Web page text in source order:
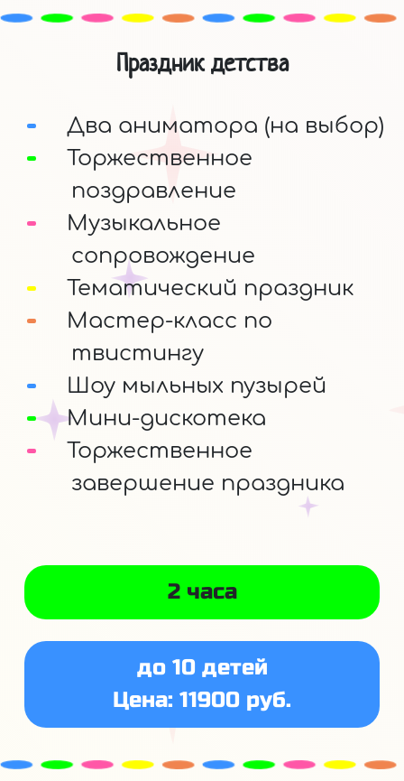
Праздник детства
Два аниматора (на выбор)
Торжественное
поздравление
Музыкальное
сопровождение
Тематический праздник
Мастер-класс по
твистингу
Шоу мыльных пузырей
Мини-дискотека
Торжественное
завершение праздника
2 часа
до 10 детей
Цена: 11900 руб.